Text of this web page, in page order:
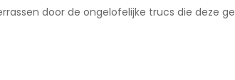
door de ongelofelijke trucs die deze